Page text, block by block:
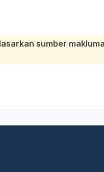
sumber